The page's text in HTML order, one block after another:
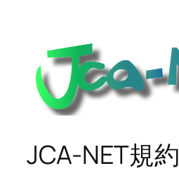
JCA-NET規約